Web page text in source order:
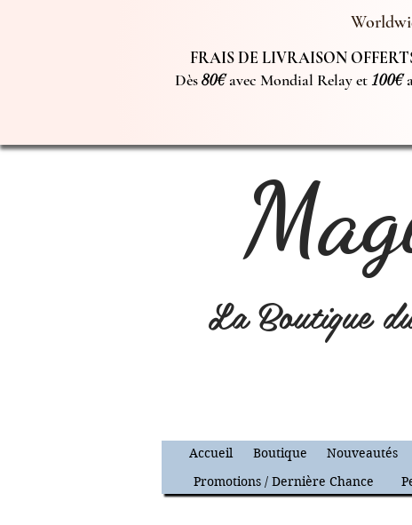
FRAIS DE LIVRAISON
Dès80€avec Mondial Relay et100€
La Boutique
Accueil Boutique Nouveautés
Promotions / Dernière Chance